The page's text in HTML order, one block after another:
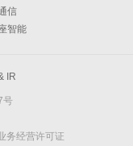
信
智能
IR
号
务经营许可证